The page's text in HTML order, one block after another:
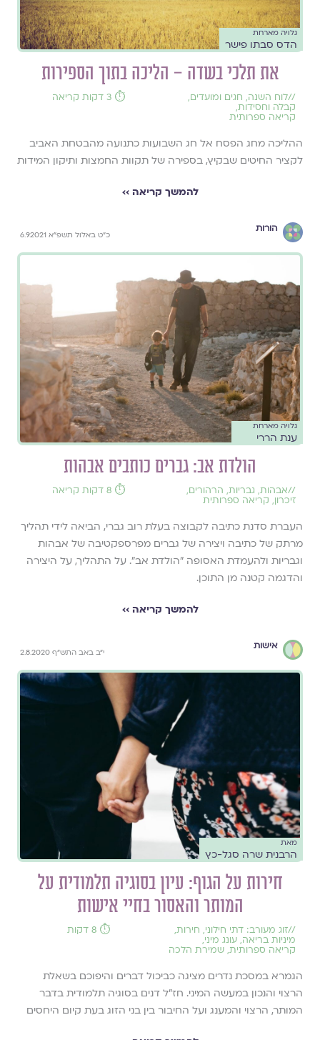
גלויה מארחת
הדס סבתו פישר
את תלכי בשדה – הליכה בתוך הספירות
//לוח השנה, חגים ומועדים,
קבלה וחסידות,
קריאה ספרותית
⏱️ 3 דקות קריאה
ההליכה מחג הפסח אל חג השבועות כתנועה מהבטחת האביב
לקציר החיטים שבקיץ, בספירה של תקוות החמצות ותיקון המידות
להמשך קריאה ››
הורות
כ"ט באלול תשפ"א 6.9.2021
גלויה מארחת
ענת הררי
הולדת אב: גברים כותבים אבהות
//אבהות, גבריות, הרהורים,
זיכרון, קריאה ספרותית
⏱️ 8 דקות קריאה
העברת סדנת כתיבה לקבוצה בעלת רוב גברי, הביאה לידי תהליך
מרתק של כתיבה ויצירה של גברים מפרספקטיבה של אבהות
וגבריות ולהעמדת האסופה "הולדת אב". על התהליך, על היצירה
והדגמה קטנה מן התוכן.
להמשך קריאה ››
אישות
י"ב באב התש"ף 2.8.2020
מאת
הרבנית שרה סגל-כץ
חירות על הגוף: עיון בסוגיה תלמודית על
המותר והאסור בחיי אישות
//זוג מעורב: דתי חילוני, חירות,
מיניות בריאה, עונג מיני,
קריאה ספרותית, שמירת הלכה
⏱️ 8 דקות
הגמרא במסכת נדרים מציגה כביכול דברים והיפוכם בשאלת
הרצוי והנכון במעשה המיני. חז"ל דנים בסוגיה תלמודית בדבר
המותר, הרצוי והמענג ועל החיבור בין בני הזוג בעת קיום היחסים